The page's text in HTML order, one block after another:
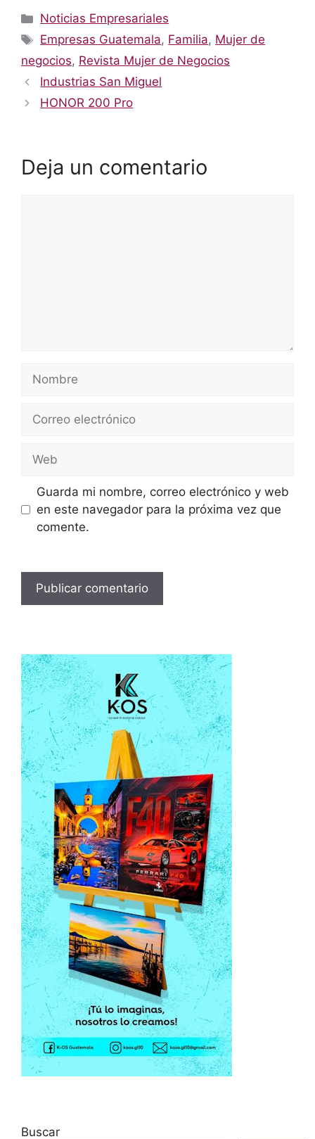
Categorías
Noticias Empresariales
Etiquetas
Empresas Guatemala, Familia, Mujer de
negocios, Revista Mujer de Negocios
Industrias San Miguel
HONOR 200 Pro
Deja un comentario
Nombre
Correo
Web
Guarda mi nombre, correo electrónico y web
en este navegador para la próxima vez que
comente.
Buscar